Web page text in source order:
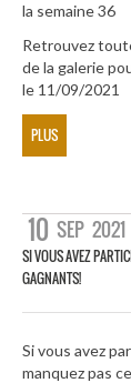
la semaine 36
Retrouvez
de la galerie
le 11/09/2021
PLUS
10 SEP 2021
SI VOUS AVEZ
GAGNANTS!
Si vous avez
manquez pas